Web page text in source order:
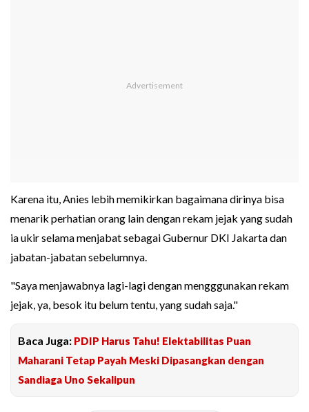
Karena itu, Anies lebih memikirkan bagaimana dirinya bisa
menarik perhatian orang lain dengan rekam jejak yang sudah
ia ukir selama menjabat sebagai Gubernur DKI Jakarta dan
jabatan-jabatan sebelumnya.
"Saya menjawabnya lagi-lagi dengan mengggunakan rekam
jejak, ya, besok itu belum tentu, yang sudah saja."
Baca Juga: PDIP Harus Tahu! Elektabilitas Puan
Maharani Tetap Payah Meski Dipasangkan dengan
Sandiaga Uno Sekalipun